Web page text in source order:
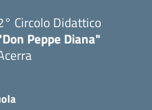
Circolo Didattico
Peppe Diana"